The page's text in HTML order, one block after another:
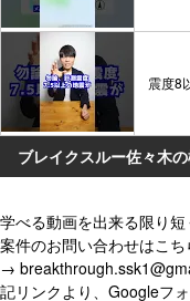
震度8
ブレイクスルー佐々木
学べる動画を出来る限り
案件のお問い合わせはこち
→
記リンクより、Googleフ